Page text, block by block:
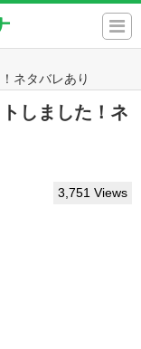
ネタバレあり
しました！ネ
3,751 Views